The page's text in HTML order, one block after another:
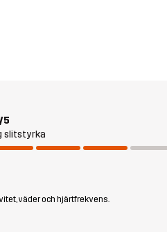
5
slitstyrka
väder och hjärtfrekvens.